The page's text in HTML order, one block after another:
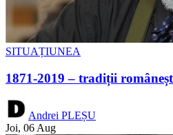
SITUAȚIUNEA
1871-2019 – tradiții
Andrei PLEȘU
Joi, 06 Aug